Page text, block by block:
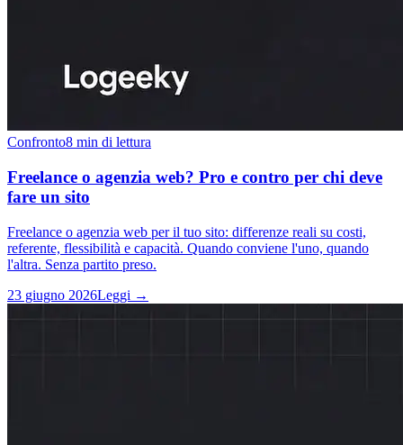
Confronto8 min di lettura
Freelance o agenzia web? Pro e contro per chi deve
fare un sito
Freelance o agenzia web per il tuo sito: differenze reali su costi,
referente, flessibilità e capacità. Quando conviene l'uno, quando
l'altra. Senza partito preso.
23 giugno 2026Leggi →